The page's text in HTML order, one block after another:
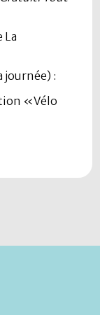
La
journée) :
«Vélo